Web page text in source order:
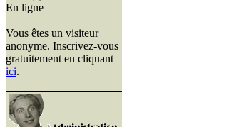
En ligne
Vous êtes un visiteur
anonyme. Inscrivez-vous
gratuitement en cliquant
ici.